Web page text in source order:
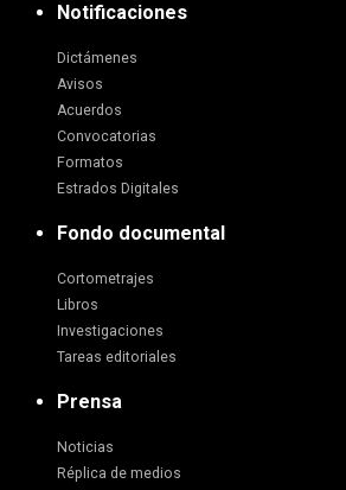
Notificaciones
Dictámenes
Avisos
Acuerdos
Convocatorias
Formatos
Estrados Digitales
Fondo documental
Cortometrajes
Libros
Investigaciones
Tareas editoriales
Prensa
Noticias
Réplica de medios